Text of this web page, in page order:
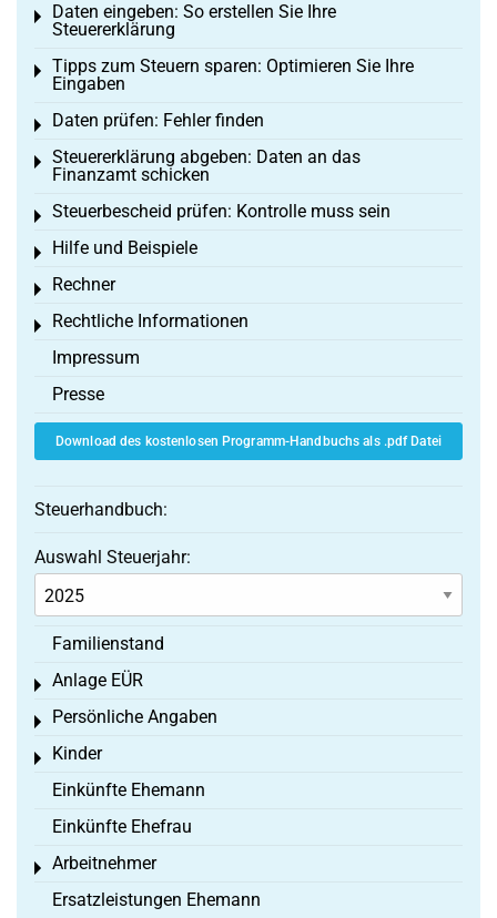
Daten eingeben: So erstellen Sie Ihre
Steuererklärung
Toggle menu
Tipps zum Steuern sparen: Optimieren Sie Ihre
Eingaben
Toggle menu
Daten prüfen: Fehler finden
Toggle menu
Steuererklärung abgeben: Daten an das
Finanzamt schicken
Toggle menu
Steuerbescheid prüfen: Kontrolle muss sein
Toggle menu
Hilfe und Beispiele
Toggle menu
Rechner
Toggle menu
Rechtliche Informationen
Toggle menu
Impressum
Presse
Download des kostenlosen Programm-Handbuchs als .pdf Datei
Steuerhandbuch:
Auswahl Steuerjahr:
Familienstand
Anlage EÜR
Toggle menu
Persönliche Angaben
Toggle menu
Kinder
Toggle menu
Einkünfte Ehemann
Einkünfte Ehefrau
Arbeitnehmer
Toggle menu
Ersatzleistungen Ehemann